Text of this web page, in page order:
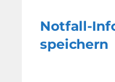
Notfall-
speichern